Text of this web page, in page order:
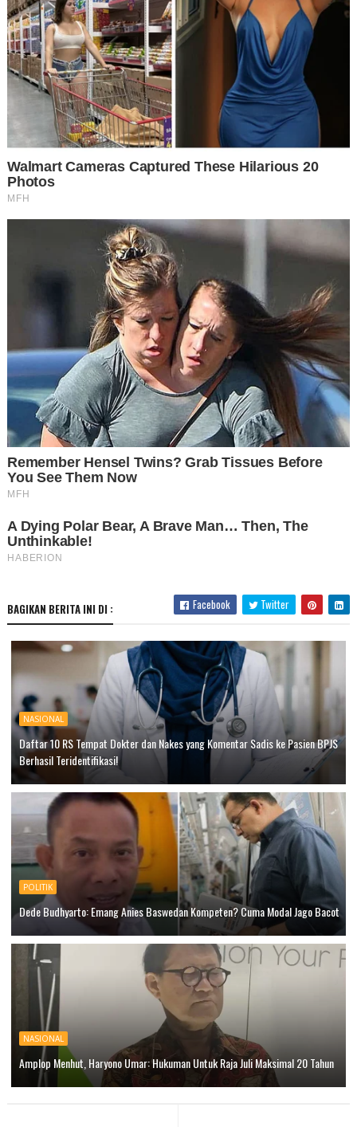
BAGIKAN BERITA INI DI : Facebook Twitter
NASIONAL
Daftar 10 RS Tempat Dokter dan Nakes yang Komentar Sadis ke Pasien BPJS
Berhasil Teridentifikasi!
POLITIK
Dede Budhyarto: Emang Anies Baswedan Kompeten? Cuma Modal Jago Bacot
NASIONAL
Amplop Menhut, Haryono Umar: Hukuman Untuk Raja Juli Maksimal 20 Tahun